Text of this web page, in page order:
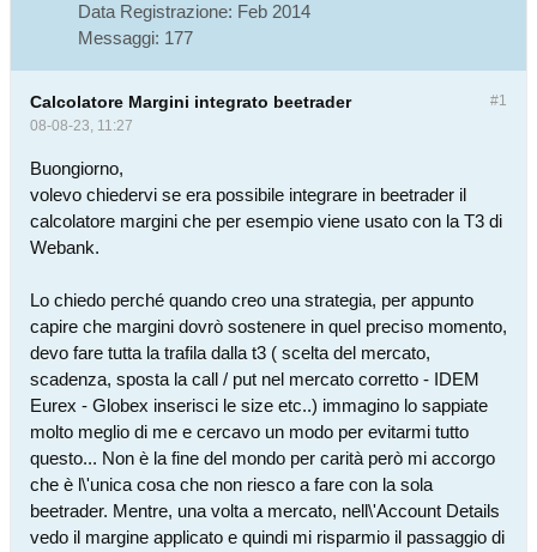
Data Registrazione: Feb 2014
Messaggi: 177
#1
Calcolatore Margini integrato beetrader
08-08-23, 11:27
Buongiorno,
volevo chiedervi se era possibile integrare in beetrader il
calcolatore margini che per esempio viene usato con la T3 di
Webank.
Lo chiedo perché quando creo una strategia, per appunto
capire che margini dovrò sostenere in quel preciso momento,
devo fare tutta la trafila dalla t3 ( scelta del mercato,
scadenza, sposta la call / put nel mercato corretto - IDEM
Eurex - Globex inserisci le size etc..) immagino lo sappiate
molto meglio di me e cercavo un modo per evitarmi tutto
questo... Non è la fine del mondo per carità però mi accorgo
che è l\'unica cosa che non riesco a fare con la sola
beetrader. Mentre, una volta a mercato, nell\'Account Details
vedo il margine applicato e quindi mi risparmio il passaggio di